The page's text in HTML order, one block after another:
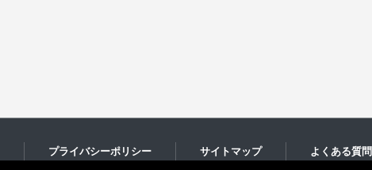
プライバシーポリシー サイトマップ よくある質問